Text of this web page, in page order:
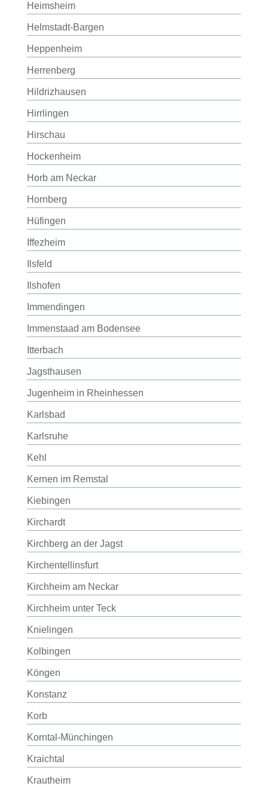
Heimsheim
Helmstadt-Bargen
Heppenheim
Herrenberg
Hildrizhausen
Hirrlingen
Hirschau
Hockenheim
Horb am Neckar
Hornberg
Hüfingen
Iffezheim
Ilsfeld
Ilshofen
Immendingen
Immenstaad am Bodensee
Itterbach
Jagsthausen
Jugenheim in Rheinhessen
Karlsbad
Karlsruhe
Kehl
Kernen im Remstal
Kiebingen
Kirchardt
Kirchberg an der Jagst
Kirchentellinsfurt
Kirchheim am Neckar
Kirchheim unter Teck
Knielingen
Kolbingen
Köngen
Konstanz
Korb
Korntal-Münchingen
Kraichtal
Krautheim